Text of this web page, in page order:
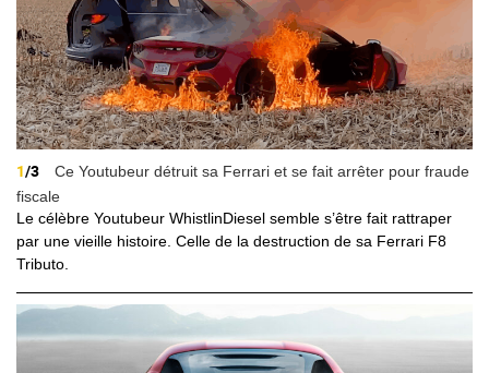
1/3
Ce Youtubeur détruit sa Ferrari et se fait arrêter pour fraude
fiscale
Le célèbre Youtubeur WhistlinDiesel semble s’être fait rattraper
par une vieille histoire. Celle de la destruction de sa Ferrari F8
Tributo.